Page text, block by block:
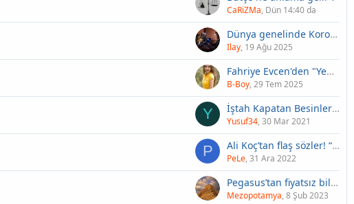
CaRiZMa Dün 14:40 da
Dünya genelinde Koronavirüs tablosu: 1 milyon 262 bin ölüm, 50 milyon 737 bin vaka
Ilay 19 Ağu 2025
Fahriye Evcen'den "Yeni proje var mı?" sorusuna yanıt: Görüştüğümüz şeyler var
B-Boy 29 Tem 2025
Y İştah Kapatan Besinler Nedir?
Yusuf34 30 Mar 2021
P Ali Koç’tan flaş sözler! “Doğruysa maç tekrar edilmedi”
PeLe 31 Ara 2022
Pegasus’tan fiyatsız bilet sonucu
Mezopotamya 8 Şub 2023